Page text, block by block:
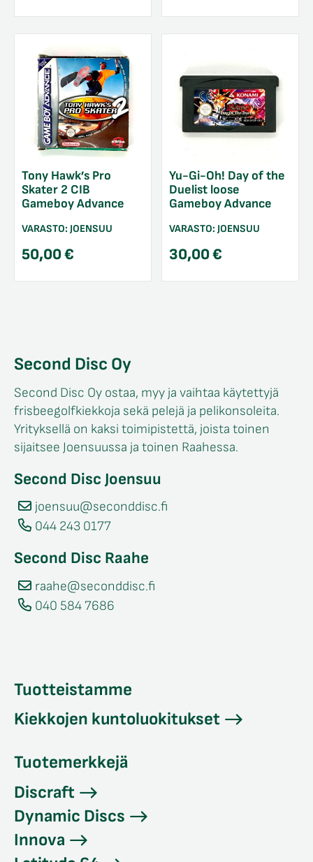
Tony Hawk’s Pro
Skater 2 CIB
Gameboy Advance
VARASTO: JOENSUU
50,00€
Yu-Gi-Oh! Day of the
Duelist loose
Gameboy Advance
VARASTO: JOENSUU
30,00€
Second Disc Oy
Second Disc Oy ostaa, myy ja vaihtaa käytettyjä
frisbeegolfkiekkoja sekä pelejä ja pelikonsoleita.
Yrityksellä on kaksi toimipistettä, joista toinen
sijaitsee Joensuussa ja toinen Raahessa.
Second Disc Joensuu
joensuu@seconddisc.fi
044 243 0177
Second Disc Raahe
raahe@seconddisc.fi
040 584 7686
Tuotteistamme
Kiekkojen kuntoluokitukset
Tuotemerkkejä
Discraft
Dynamic Discs
Innova